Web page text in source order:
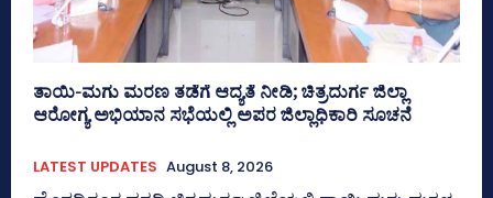
ತಾಯಿ-ಮಗು ಮರಣ ತಡೆಗೆ ಆದ್ಯತೆ ನೀಡಿ; ಚಿತ್ರದುರ್ಗ ಜಿಲ್ಲಾ
ಆರೋಗ್ಯ ಅಭಿಯಾನ ಸಭೆಯಲ್ಲಿ ಅಪರ ಜಿಲ್ಲಾಧಿಕಾರಿ ಸೂಚನೆ
LATEST UPDATES August 8, 2026